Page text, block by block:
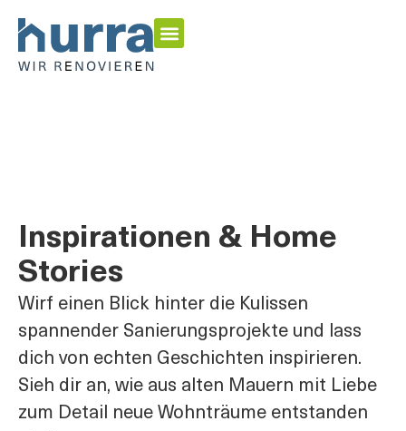
Inspirationen & Home
Stories
Wirf einen Blick hinter die Kulissen
spannender Sanierungsprojekte und lass
dich von echten Geschichten inspirieren.
Sieh dir an, wie aus alten Mauern mit Liebe
zum Detail neue Wohnträume entstanden